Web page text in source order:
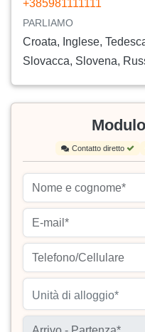
+385981111111
PARLIAMO
Croata, Inglese,
Slovacca, Slovena,
Contatto diretto
Unità di alloggio*